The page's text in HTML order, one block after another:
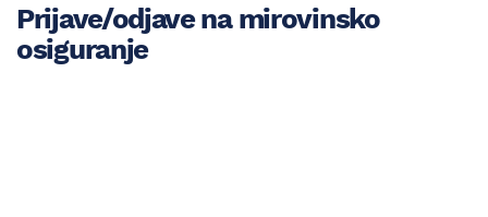
Prijave/odjave na mirovinsko
osiguranje